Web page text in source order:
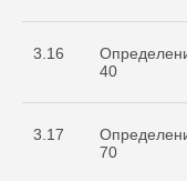
3.16
40
3.17
70